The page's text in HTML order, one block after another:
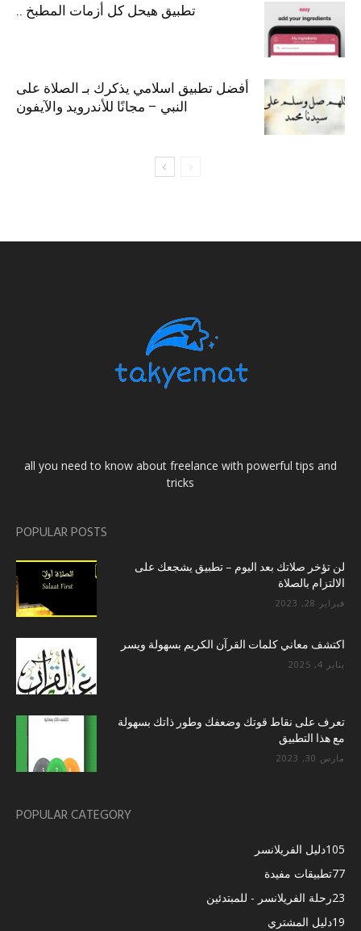
تطبيق هيحل كل أزمات المطبخ ..
أفضل تطبيق اسلامي يذكرك بـ الصلاة على
النبي – مجانًا للأندرويد والآيفون
all you need to know about freelance with powerful tips and
tricks
POPULAR POSTS
لن تؤخر صلاتك بعد اليوم – تطبيق يشجعك على
الالتزام بالصلاة
فبراير 28, 2023
اكتشف معاني كلمات القرآن الكريم بسهولة ويسر
يناير 4, 2025
تعرف على نقاط قوتك وضعفك وطور ذاتك بسهولة
مع هذا التطبيق
مارس 30, 2023
POPULAR CATEGORY
دليل الفريلانسر105
تطبيقات مفيدة77
رحلة الفريلانسر - للمبتدئين23
دليل المشتري19